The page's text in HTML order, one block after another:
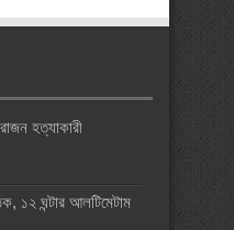
হত্যাকারী
১২ ঘন্টার আলটিমেটাম